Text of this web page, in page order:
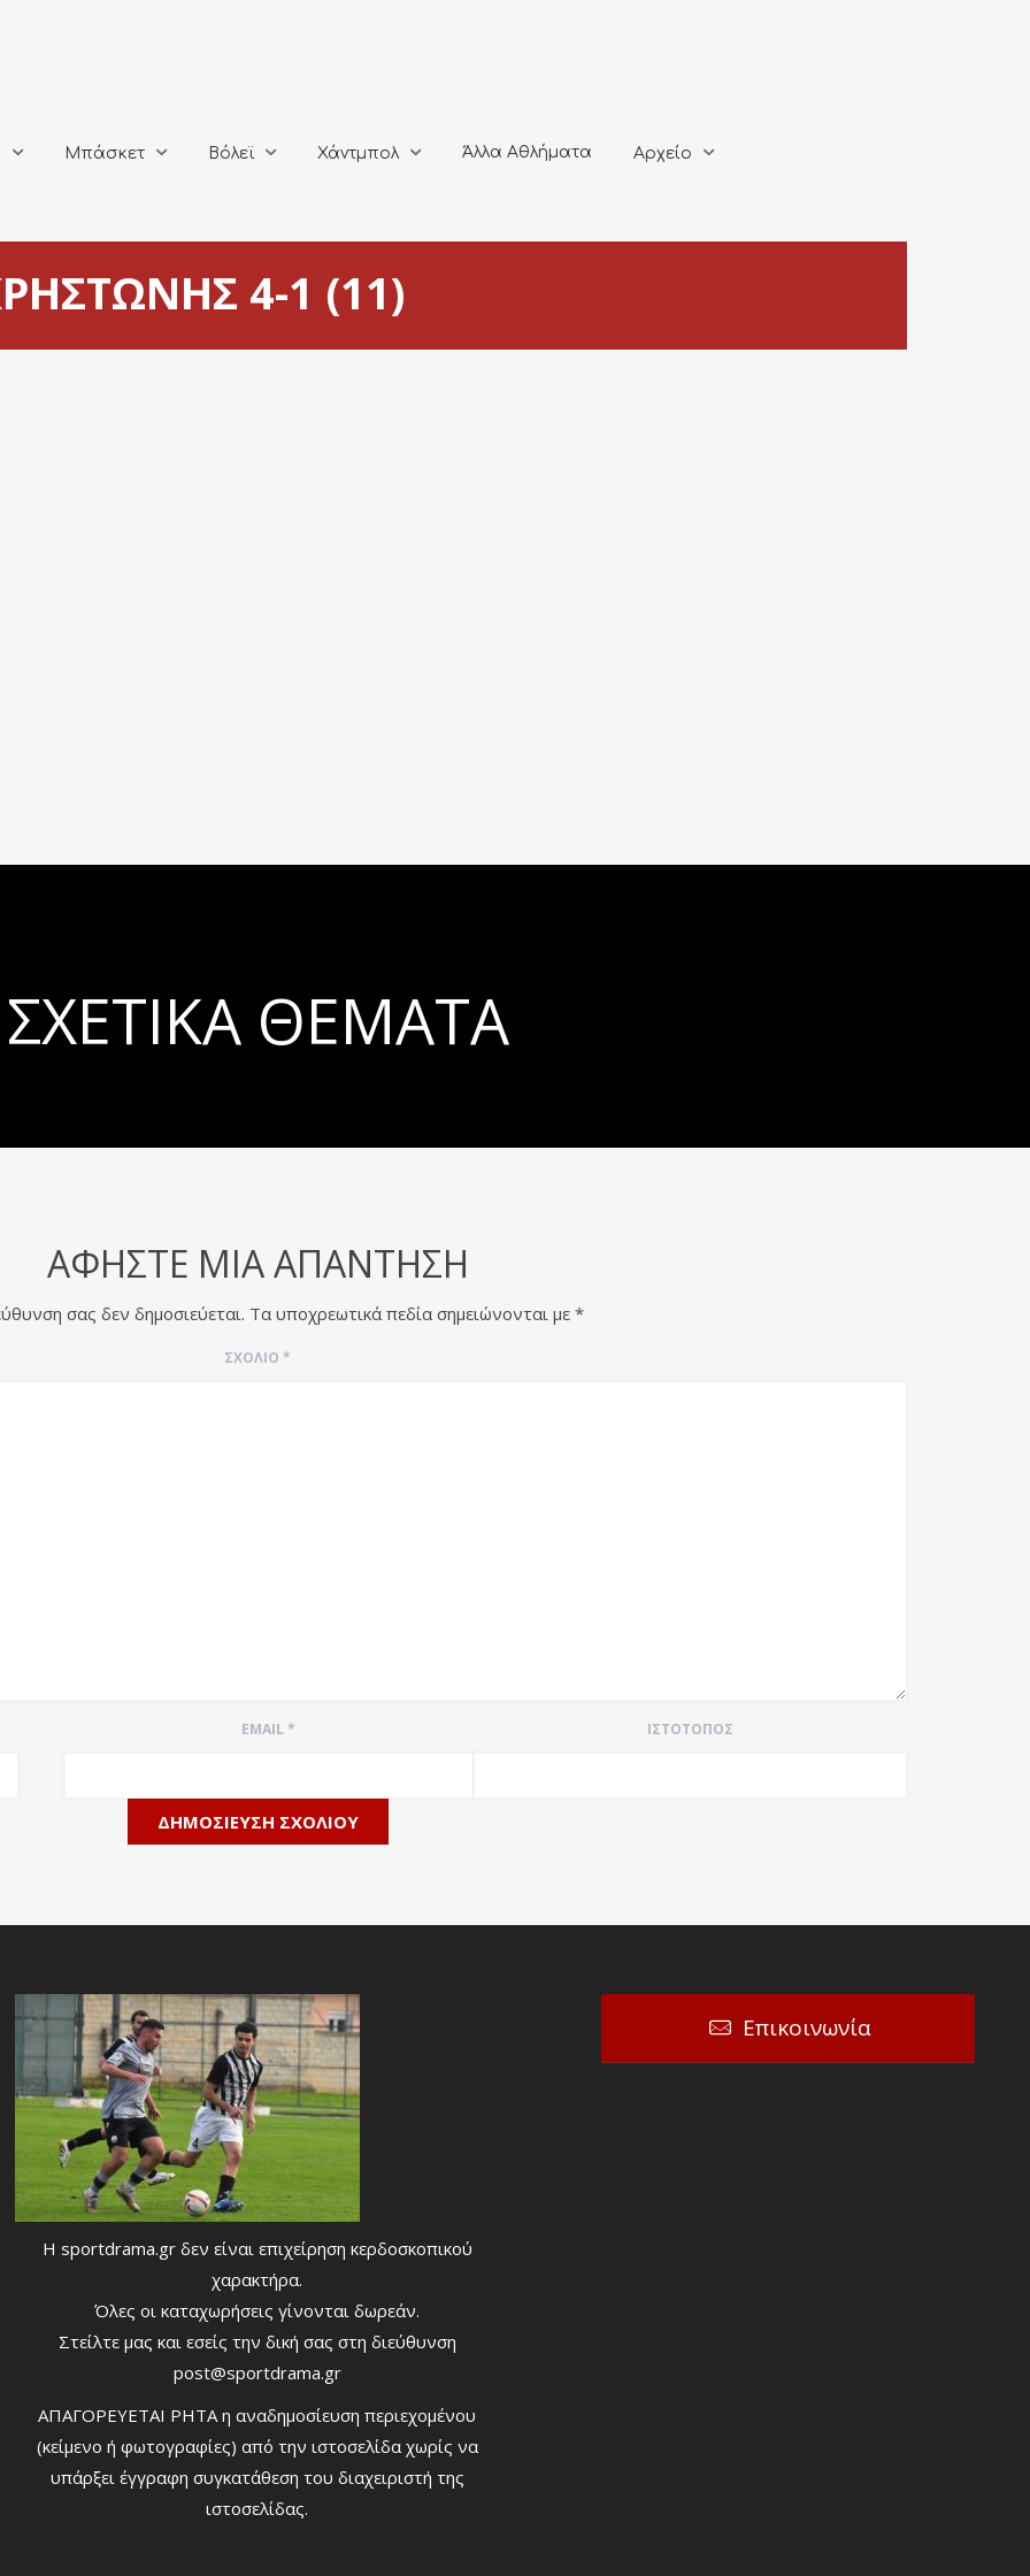
Μπάσκετ Βόλεϊ Χάντμπολ Άλλα Αθλήματα Αρχείο
4-1 (11)
ΣΧΕΤΙΚΆ ΘΈΜΑΤΑ
ΑΦΉΣΤΕ ΜΙΑ ΑΠΆΝΤΗΣΗ
σας δεν δημοσιεύεται. Τα υποχρεωτικά πεδία σημειώνονται με *
ΣΧΌΛΙΟ *
EMAIL* ΙΣΤΌΤΟΠΟΣ
Η sportdrama.gr δεν είναι επιχείρηση κερδοσκοπικού
χαρακτήρα.
Όλες οι καταχωρήσεις γίνονται δωρεάν.
Στείλτε μας και εσείς την δική σας στη διεύθυνση
post@sportdrama.gr
ΑΠΑΓΟΡΕΥΕΤΑΙ ΡΗΤΑ η αναδημοσίευση περιεχομένου
(κείμενο ή φωτογραφίες) από την ιστοσελίδα χωρίς να
υπάρξει έγγραφη συγκατάθεση του διαχειριστή της
ιστοσελίδας.
Επικοινωνία